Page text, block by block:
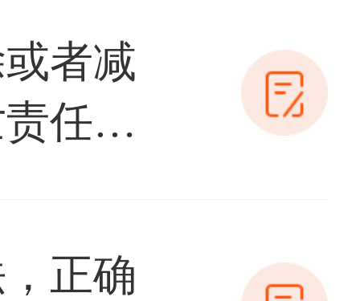
者减
任的
正确